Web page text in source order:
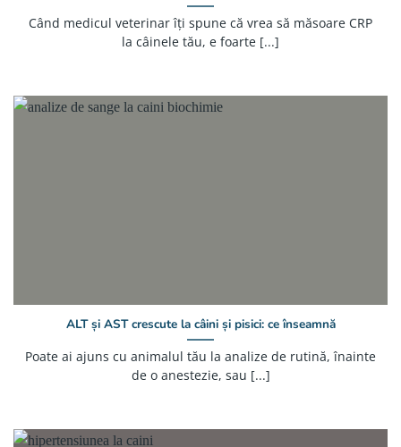
Când medicul veterinar îți spune că vrea să măsoare CRP
la câinele tău, e foarte [...]
ALT și AST crescute la câini și pisici: ce înseamnă
Poate ai ajuns cu animalul tău la analize de rutină, înainte
de o anestezie, sau [...]